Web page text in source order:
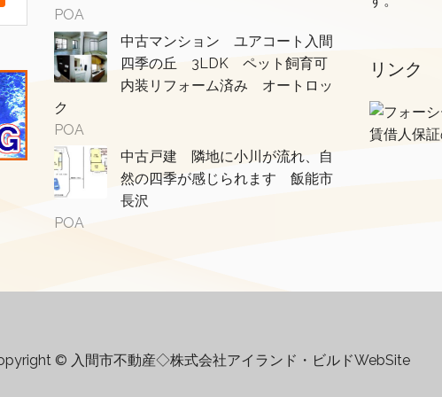
POA
中古マンション ユアコート入間
四季の丘 3LDK ペット飼育可
内装リフォーム済み オートロッ
ク
POA
中古戸建 隣地に小川が流れ、自
然の四季が感じられます 飯能市
長沢
POA
リンク
賃借人保
© 入間市不動産◇株式会社アイランド・ビルドWebSite